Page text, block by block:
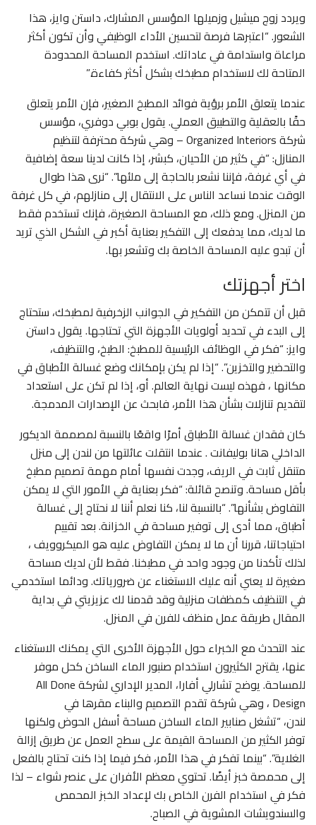
ويردد زوج ميشيل وزميلها المؤسس المشارك، داستن وايز، هذا
الشعور. “اعتبرها فرصة لتحسين الأداء الوظيفي وأن تكون أكثر
مراعاة واستدامة في عاداتك. استخدم المساحة المحدودة
المتاحة لك لاستخدام مطبخك بشكل أكثر كفاءة.”
عندما يتعلق الأمر برؤية فوائد المطبخ الصغير، فإن الأمر يتعلق
حقًا بالعقلية والتطبيق العملي. يقول بوبي دوفري، مؤسس
شركة Organized Interiors – وهي شركة محترفة لتنظيم
المنازل: “في كثير من الأحيان، كبشر، إذا كانت لدينا سعة إضافية
في أي غرفة، فإننا نشعر بالحاجة إلى ملئها”. “نرى هذا طوال
الوقت عندما نساعد الناس على الانتقال إلى منازلهم، في كل غرفة
من المنزل. ومع ذلك، مع المساحة الصغيرة، فإنك تستخدم فقط
ما لديك، مما يدفعك إلى التفكير بعناية أكبر في الشكل الذي تريد
أن تبدو عليه المساحة الخاصة بك وتشعر بها.
اختر أجهزتك
قبل أن تتمكن من التفكير في الجوانب الزخرفية لمطبخك، ستحتاج
إلى البدء في تحديد أولويات الأجهزة التي تحتاجها. يقول داستن
وايز: “فكر في الوظائف الرئيسية للمطبخ: الطبخ، والتنظيف،
والتحضير والتخزين”. “إذا لم يكن بإمكانك وضع غسالة الأطباق في
مكانها ، فهذه ليست نهاية العالم. أو، إذا لم تكن على استعداد
لتقديم تنازلات بشأن هذا الأمر، فابحث عن الإصدارات المدمجة.
كان فقدان غسالة الأطباق أمرًا واقعًا بالنسبة لمصممة الديكور
الداخلي هانا بوليفانت . عندما انتقلت عائلتها من لندن إلى منزل
متنقل ثابت في الريف، وجدت نفسها أمام مهمة تصميم مطبخ
بأقل مساحة. وتنصح قائلة: “فكر بعناية في الأمور التي لا يمكن
التفاوض بشأنها”. “بالنسبة لنا، كنا نعلم أننا لا نحتاج إلى غسالة
أطباق، مما أدى إلى توفير مساحة في الخزانة. بعد تقييم
احتياجاتنا، قررنا أن ما لا يمكن التفاوض عليه هو الميكروويف ،
لذلك تأكدنا من وجود واحد في مطبخنا. فقط لأن لديك مساحة
صغيرة لا يعني أنه عليك الاستغناء عن ضرورياتك. ودائما استخدمي
في التنظيف كمظفات منزلية وقد قدمنا لك عزيزيتي في بداية
المقال طريقة عمل منظف للفرن في المنزل.
عند التحدث مع الخبراء حول الأجهزة الأخرى التي يمكنك الاستغناء
عنها، يقترح الكثيرون استخدام صنبور الماء الساخن كحل موفر
للمساحة. يوضح تشارلي أفارا، المدير الإداري لشركة All Done
Design ، وهي شركة تقدم التصميم والبناء مقرها في
لندن، “تشغل صنابير الماء الساخن مساحة أسفل الحوض ولكنها
توفر الكثير من المساحة القيمة على سطح العمل عن طريق إزالة
الغلاية”. “بينما تفكر في هذا الأمر، فكر فيما إذا كنت تحتاج بالفعل
إلى محمصة خبز أيضًا. تحتوي معظم الأفران على عنصر شواء – لذا
فكر في استخدام الفرن الخاص بك لإعداد الخبز المحمص
والسندويشات المشوية في الصباح.